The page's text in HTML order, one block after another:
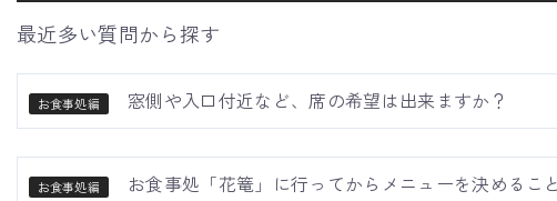
最近多い質問から探す
お食事処編 窓側や入口付近など、席の希望は出来ますか？
お食事処編 お食事処「花篭」に行ってからメニューを決めるこ